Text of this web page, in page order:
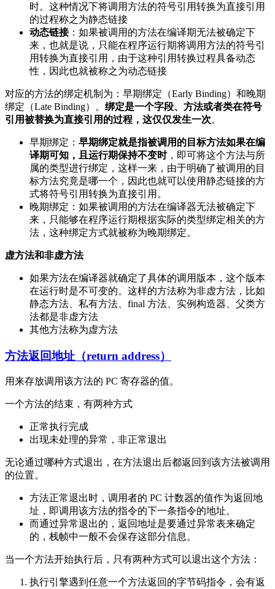
时。这种情况下将调用方法的符号引用转换为直接引用
的过程称之为静态链接
动态链接：如果被调用的方法在编译期无法被确定下
来，也就是说，只能在程序运行期将调用方法的符号引
用转换为直接引用，由于这种引用转换过程具备动态
性，因此也就被称之为动态链接
对应的方法的绑定机制为：早期绑定（Early Binding）和晚期
绑定（Late Binding）。 绑定是一个字段、方法或者类在符号
引用被替换为直接引用的过程，这仅仅发生一次。
早期绑定： 早期绑定就是指被调用的目标方法如果在编
译期可知，且运行期保持不变时，即可将这个方法与所
属的类型进行绑定，这样一来，由于明确了被调用的目
标方法究竟是哪一个，因此也就可以使用静态链接的方
式将符号引用转换为直接引用。
晚期绑定：如果被调用的方法在编译器无法被确定下
来，只能够在程序运行期根据实际的类型绑定相关的方
法，这种绑定方式就被称为晚期绑定。
虚方法和非虚方法
如果方法在编译器就确定了具体的调用版本，这个版本
在运行时是不可变的。这样的方法称为非虚方法，比如
静态方法、私有方法、final 方法、实例构造器、父类方
法都是非虚方法
其他方法称为虚方法
方法返回地址（return address）
用来存放调用该方法的 PC 寄存器的值。
一个方法的结束，有两种方式
正常执行完成
出现未处理的异常，非正常退出
无论通过哪种方式退出，在方法退出后都返回到该方法被调用
的位置。
方法正常退出时，调用者的 PC 计数器的值作为返回地
址，即调用该方法的指令的下一条指令的地址。
而通过异常退出的，返回地址是要通过异常表来确定
的，栈帧中一般不会保存这部分信息。
当一个方法开始执行后，只有两种方式可以退出这个方法：
执行引擎遇到任意一个方法返回的字节码指令，会有返